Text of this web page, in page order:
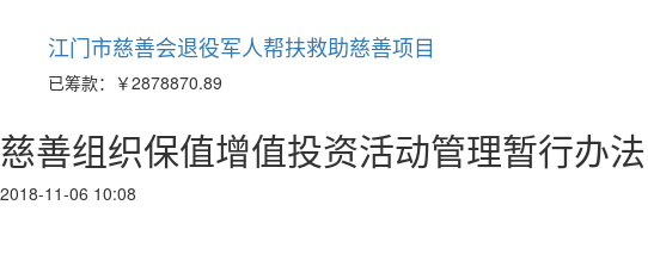
江门市慈善会退役军人帮扶救助慈善项目
已筹款： ￥2878870.89
慈善组织保值增值投资活动管理暂行办法
2018-11-06 10:08